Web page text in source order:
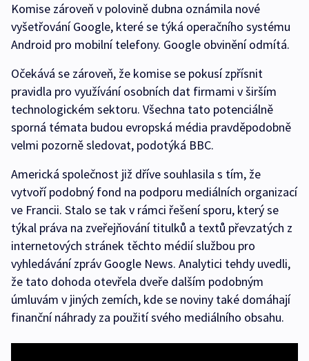
Komise zároveň v polovině dubna oznámila nové
vyšetřování Google, které se týká operačního systému
Android pro mobilní telefony. Google obvinění odmítá.
Očekává se zároveň, že komise se pokusí zpřísnit
pravidla pro využívání osobních dat firmami v širším
technologickém sektoru. Všechna tato potenciálně
sporná témata budou evropská média pravděpodobně
velmi pozorně sledovat, podotýká BBC.
Americká společnost již dříve souhlasila s tím, že
vytvoří podobný fond na podporu mediálních organizací
ve Francii. Stalo se tak v rámci řešení sporu, který se
týkal práva na zveřejňování titulků a textů převzatých z
internetových stránek těchto médií službou pro
vyhledávání zpráv Google News. Analytici tehdy uvedli,
že tato dohoda otevřela dveře dalším podobným
úmluvám v jiných zemích, kde se noviny také domáhají
finanční náhrady za použití svého mediálního obsahu.